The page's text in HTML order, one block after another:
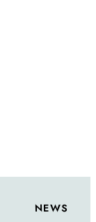
NEWS